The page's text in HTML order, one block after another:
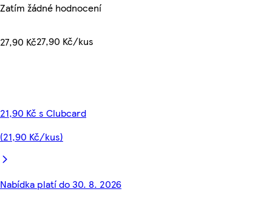
Zatím žádné hodnocení
27,90 Kč27,90 Kč/kus
21,90 Kč s Clubcard
(21,90 Kč/kus)
Nabídka platí do 30. 8. 2026